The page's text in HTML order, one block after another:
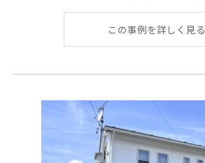
この事例を詳しく見る